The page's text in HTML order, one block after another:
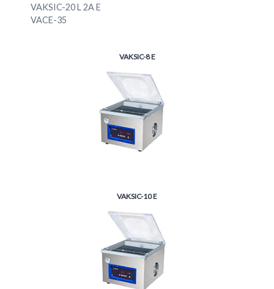
VAKSIC-20 L 2A E
VACE-35
VAKSIC-8 E
VAKSIC-10 E